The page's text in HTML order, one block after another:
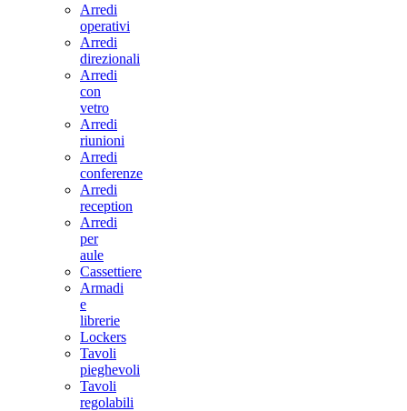
Arredi
operativi
Arredi
direzionali
Arredi
con
vetro
Arredi
riunioni
Arredi
conferenze
Arredi
reception
Arredi
per
aule
Cassettiere
Armadi
e
librerie
Lockers
Tavoli
pieghevoli
Tavoli
regolabili